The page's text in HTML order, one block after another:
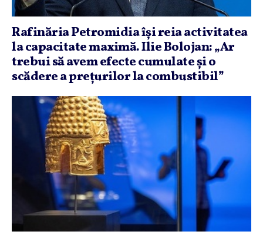
Rafinăria Petromidia îşi reia activitatea
la capacitate maximă. Ilie Bolojan: „Ar
trebui să avem efecte cumulate şi o
scădere a preţurilor la combustibil”